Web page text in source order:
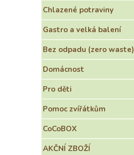
e
l
Chlazené potraviny
Gastro a velká balení
Bez odpadu (zero waste)
Domácnost
Pro děti
Pomoc zvířátkům
CoCoBOX
AKČNÍ ZBOŽÍ